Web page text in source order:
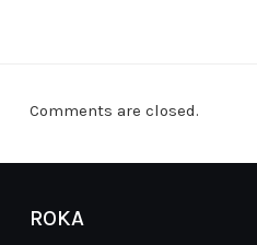
Comments are closed.
ROKA